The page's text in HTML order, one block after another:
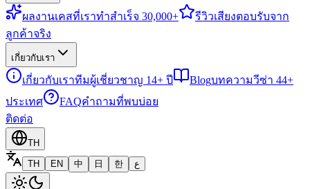
ผลงานเคสที่เราทำสำเร็จ 30,000+ รีวิวเสียงตอบรับจาก
ลูกค้าจริง
เกี่ยวกับเรา
เกี่ยวกับเราทีมผู้เชี่ยวชาญ 14+ ปี Blogบทความวีซ่า 44+
ประเทศ
FAQคำถามที่พบบ่อย
ติดต่อ
TH
TH
EN 中 日 한 ع